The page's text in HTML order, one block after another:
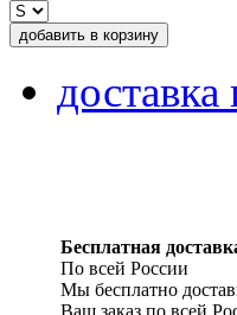
доставка
Бесплатная
По всей России
Мы бесплатно
Ваш заказ по всей